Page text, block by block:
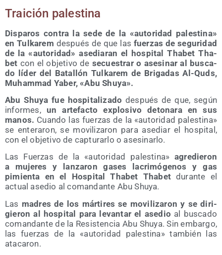
Trai­ción palestina
Dis­pa­ros con­tra la sede de la «auto­ri­dad pales­ti­na»
en Tul­ka­rem des­pués de que las fuer­zas de segu­ri­dad
de la «auto­ri­dad» ase­dia­ran el hos­pi­tal Tha­bet Tha­
bet con el obje­ti­vo de secues­trar o ase­si­nar al bus­ca­
do líder del Bata­llón Tul­ka­rem de Bri­ga­das Al-Quds,
Muham­mad Yaber, «Abu Shuya».
Abu Shu­ya fue hos­pi­ta­li­za­do des­pués de que, según
infor­mes, un arte­fac­to explo­si­vo deto­na­ra en sus
manos. Cuan­do las fuer­zas de la «auto­ri­dad pales­ti­na»
se ente­ra­ron, se movi­li­za­ron para ase­diar el hos­pi­tal,
con el obje­ti­vo de cap­tu­rar­lo o asesinarlo.
Las Fuer­zas de la «auto­ri­dad pales­ti­na» agre­die­ron
a muje­res y lan­za­ron gases lacri­mó­ge­nos y gas
pimien­ta en el Hos­pi­tal Tha­bet Tha­betduran­te el
actual ase­dio al coman­dan­te Abu Shuya.
Las madres de los már­ti­res se movi­li­za­ron y se diri­
gie­ron al hos­pi­tal para levan­tar el ase­dio al bus­ca­do
coman­dan­te de la Resis­ten­cia Abu Shu­ya. Sin embar­go,
las fuer­zas de la «auto­ri­dad pales­ti­na» tam­bién las
atacaron.